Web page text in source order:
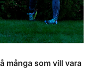
många som vill vara